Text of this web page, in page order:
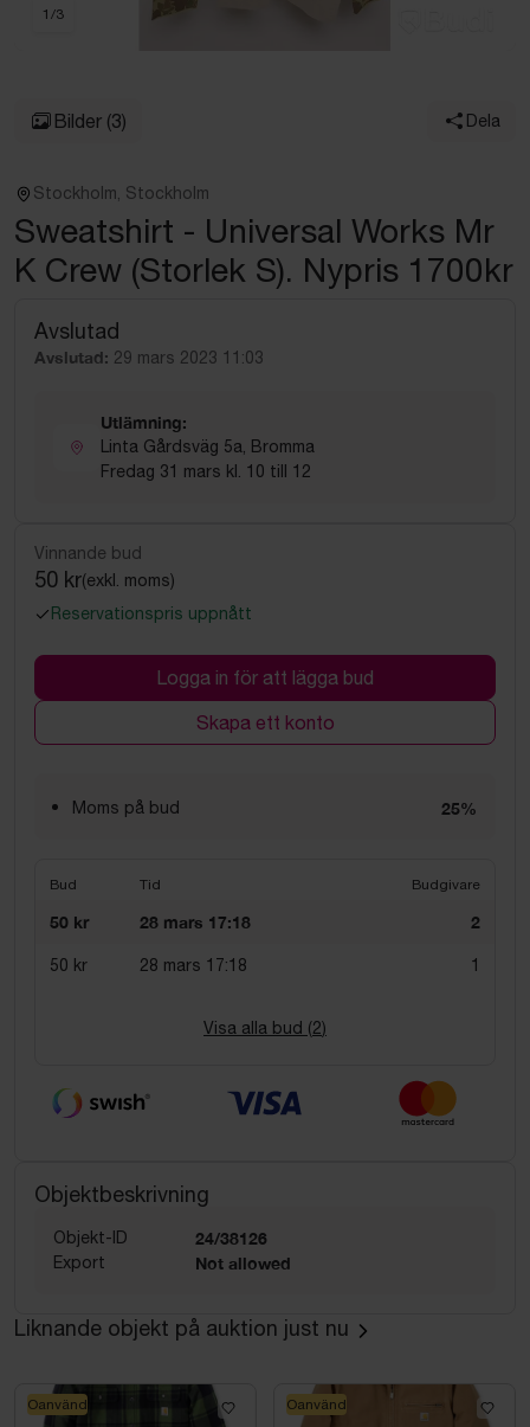
1 /3
Bilder (3) Dela
Stockholm, Stockholm
Sweatshirt - Universal Works Mr
K Crew (Storlek S). Nypris 1700kr
Avslutad
Avslutad: 29 mars 2023 11:03
Utlämning:
Linta Gårdsväg 5a, Bromma
Fredag 31 mars kl. 10 till 12
Vinnande bud
50 kr(exkl. moms)
Reservationspris uppnått
Logga in för att lägga bud
Skapa ett konto
Moms på bud 25%
Bud Tid Budgivare
50 kr 28 mars 17:18 2
50 kr 28 mars 17:18 1
Visa alla bud (2)
Objektbeskrivning
Objekt-ID 24/38126
Export Not allowed
Liknande objekt på auktion just nu
Oanvänd Oanvänd